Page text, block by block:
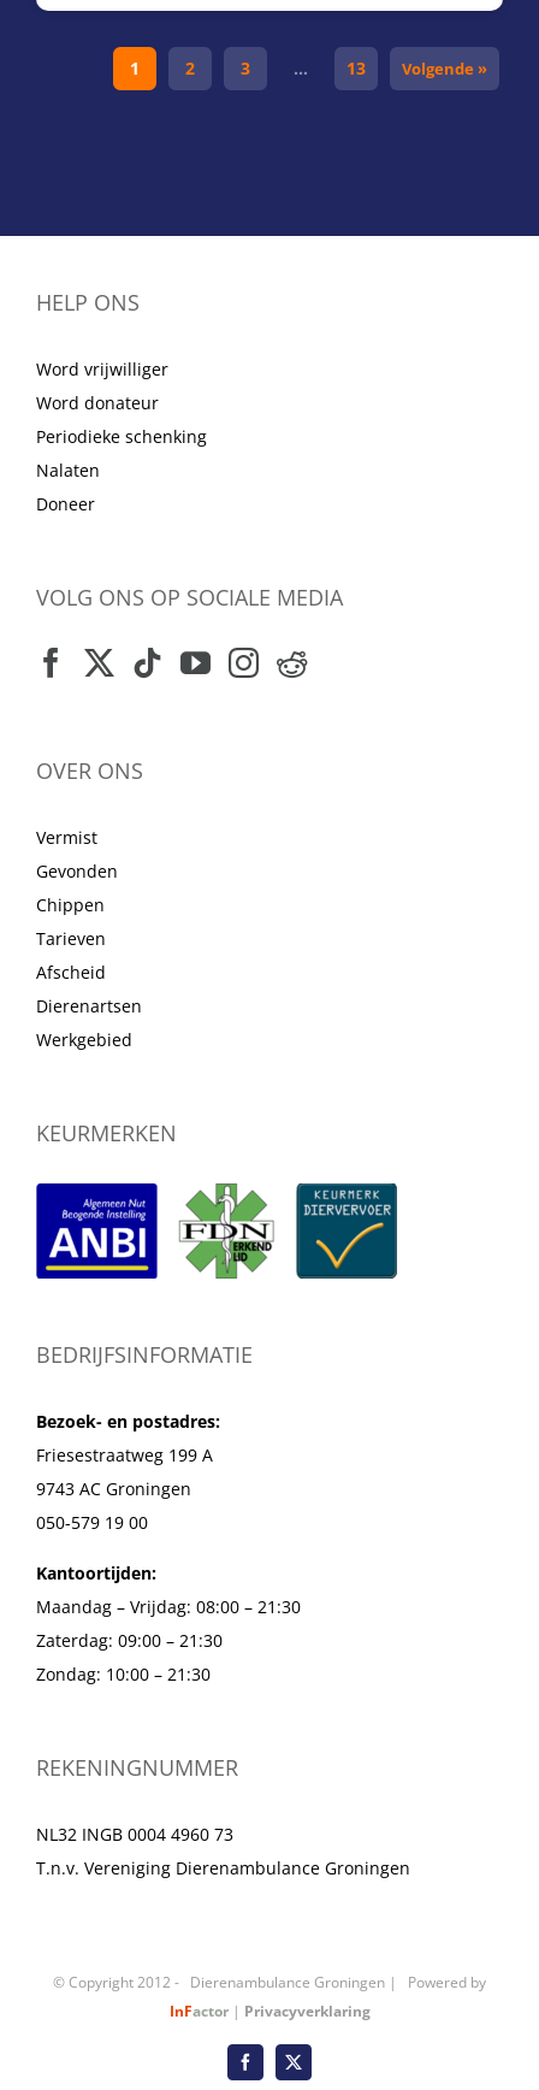
1 2 3 … 13 Volgende »
HELP ONS
Word vrijwilliger
Word donateur
Periodieke schenking
Nalaten
Doneer
VOLG ONS OP SOCIALE MEDIA
OVER ONS
Vermist
Gevonden
Chippen
Tarieven
Afscheid
Dierenartsen
Werkgebied
KEURMERKEN
BEDRIJFSINFORMATIE
Bezoek- en postadres:
Friesestraatweg 199 A
9743 AC Groningen
050-579 19 00
Kantoortijden:
Maandag – Vrijdag: 08:00 – 21:30
Zaterdag: 09:00 – 21:30
Zondag: 10:00 – 21:30
REKENINGNUMMER
NL32 INGB 0004 4960 73
T.n.v. Vereniging Dierenambulance Groningen
© Copyright 2012 - Dierenambulance Groningen | Powered by
InFactor| Privacyverklaring
Facebook
X